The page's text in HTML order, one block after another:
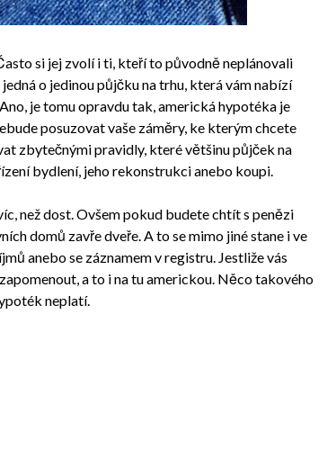
si jej zvolí i ti, kteří to původně neplánovali
o jedinou půjčku na trhu, která vám nabízí
je tomu opravdu tak, americká hypotéka je
posuzovat vaše záměry, ke kterým chcete
zbytečnými pravidly, které většinu půjček na
bydlení, jeho rekonstrukci anebo koupi.
než dost. Ovšem pokud budete chtít s penězi
domů zavře dveře. A to se mimo jiné stane i ve
anebo se záznamem v registru. Jestliže vás
a to i na tu americkou. Něco takového
neplatí.